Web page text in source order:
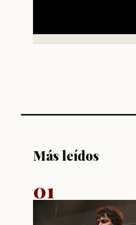
Más leídos
01